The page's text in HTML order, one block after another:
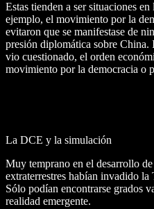
Estas tienden a ser situaciones
ejemplo, el movimiento por la
evitaron que se manifestase de
presión diplomática sobre China.
vio cuestionado, el orden
movimiento por la democracia o
La DCE y la simulación
Muy temprano en el desarrollo
extraterrestres habían invadido
Sólo podían encontrarse grados
realidad emergente.